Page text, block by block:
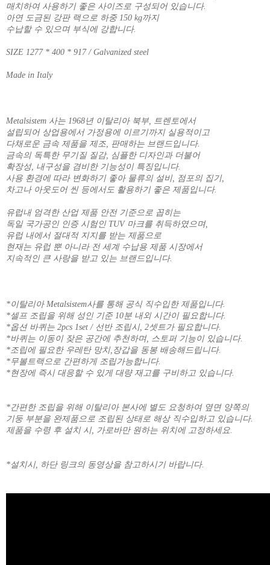
매치하여 사용하기 좋은 사이즈로 구성되어 있습니다.
아연 도금된 강판 랙으로 하중 150 kg까지
수납할 수 있으며 부식에 강합니다.
SIZE 1277 * 400 * 917 / Galvanized steel
Made in Italy
Metalsistem 사는 1968년 이탈리아 북부, 트렌토에서
설립되어 상업용에서 가정용에 이르기까지 실용적이고
다채로운 금속 제품을 제조, 판매하는 브랜드입니다.
금속의 독특한 무기질 질감, 심플한 디자인과 더불어
확장성, 내구성을 겸비한 기능성이 특징입니다.
사용 환경에 따라 변화하기 좋아 물류의 설비, 점포의 집기,
차고나 아웃도어 씬 등에서도 활용하기 좋은 제품입니다.
유럽내 엄격한 산업 제품 안전 기준으로 꼽히는
독일 국가공인 인증 시험인 TUV 마크를 취득하였으며,
유럽 내에서 절대적 지지를 받는 제품으로
현재는 유럽 뿐 아니라 전 세계 수납용 제품 시장에서
지속적인 큰 사랑을 받고 있는 브랜드입니다.
*이탈리아 Metalsistem사를 통해 공식 직수입한 제품입니다.
*셀프 조립을 위해 성인 기준 10분 내외 시간이 필요합니다.
*옵션 바퀴는 2pcs 1set / 선반 조립시, 2셋트가 필요합니다.
*바퀴는 이동이 잦은 공간에 추천하며, 스토퍼 기능이 있습니다.
*조립에 필요한 우레탄 망치,장갑을 동봉 배송해드립니다.
*무볼트랙으로 간편하게 조립가능합니다.
*현장에 즉시 대응할 수 있게 대량 재고를 구비하고 있습니다.
*간편한 조립을 위해 이탈리아 본사에 별도 요청하여 옆면 양쪽의
기둥 부분을 완제품으로 조립된 상태로 해상 직수입하고 있습니다.
제품을 수령 후 설치 시, 가로바만 원하는 위치에 고정하세요.
*설치시, 하단 링크의 동영상을 참고하시기 바랍니다.